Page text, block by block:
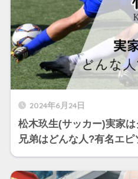
2024年6月24日
松木玖生(サッカー)実家
兄弟はどんな人?有名エ